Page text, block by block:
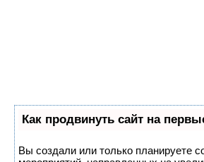
Как продвинуть сайт на
Вы создали или только планируете